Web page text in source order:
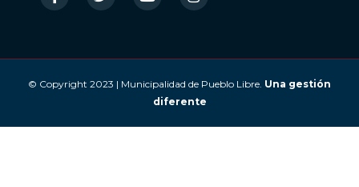
© Copyright 2023 | Municipalidad de Pueblo Libre. Una gestión
diferente